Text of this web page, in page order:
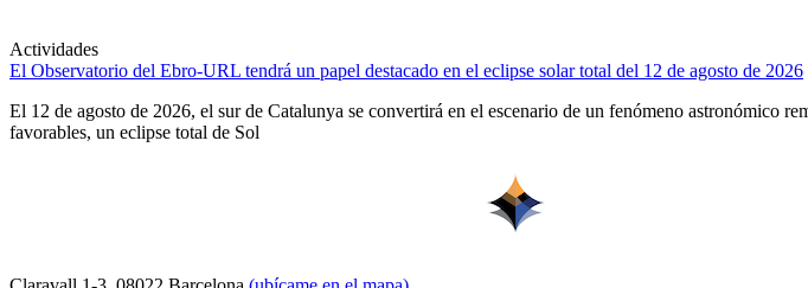
Actividades
El Observatorio del Ebro-URL tendrá un papel destacado en el eclipse solar total del 12 de agosto de 2026
El 12 de agosto de 2026, el sur de Catalunya se convertirá en el escenario de un fenómeno astronómico
favorables, un eclipse total de Sol